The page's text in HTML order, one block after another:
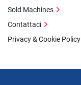
Sold Machines
Contattaci
Privacy & Cookie Policy